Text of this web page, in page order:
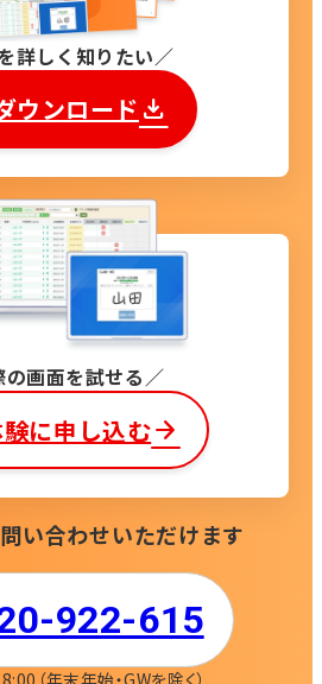
の画面を試せる
に申し込む
詳しく知りたい
ウンロード
い合わせいただけます
922-615​